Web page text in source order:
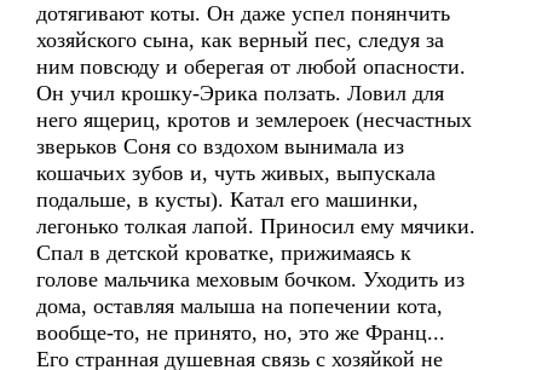
дотягивают коты. Он даже успел понянчить
хозяйского сына, как верный пес, следуя за
ним повсюду и оберегая от любой опасности.
Он учил крошку-Эрика ползать. Ловил для
него ящериц, кротов и землероек (несчастных
зверьков Соня со вздохом вынимала из
кошачьих зубов и, чуть живых, выпускала
подальше, в кусты). Катал его машинки,
легонько толкая лапой. Приносил ему мячики.
Спал в детской кроватке, прижимаясь к
голове мальчика меховым бочком. Уходить из
дома, оставляя малыша на попечении кота,
вообще-то, не принято, но, это же Франц...
Его странная душевная связь с хозяйкой не